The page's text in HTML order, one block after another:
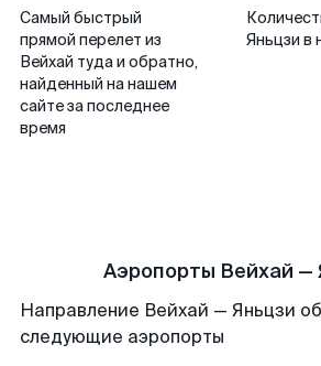
Самый быстрый
прямой перелет из
Вейхай туда и обратно,
найденный на нашем
сайте за последнее
время
Яньцзи в
Аэропорты Вейхай —
Направление Вейхай — Яньцзи
следующие аэропорты